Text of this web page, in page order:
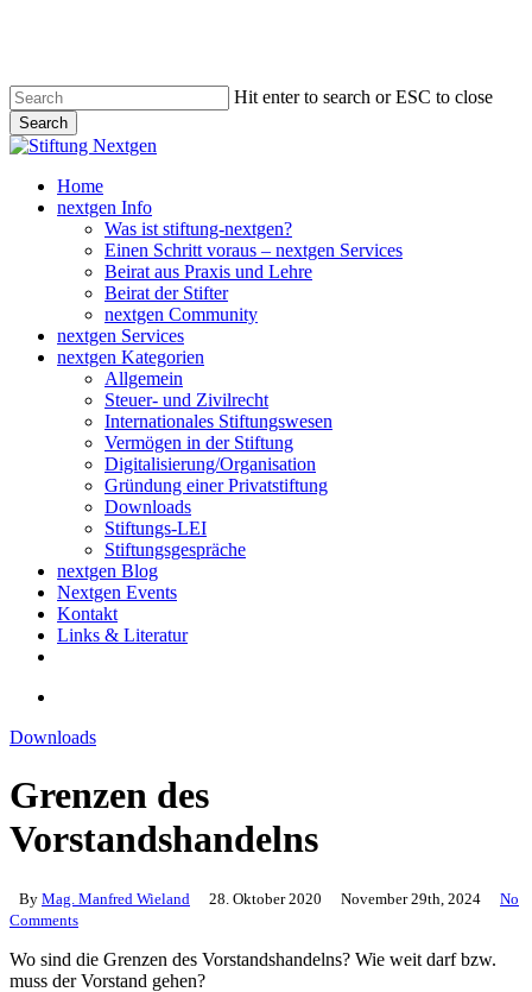
content
Hit enter to search or ESC to close
Search
Close
search
Menu
Home
nextgen Info
Was ist stiftung-nextgen?
Einen Schritt voraus – nextgen Services
Beirat aus Praxis und Lehre
Beirat der Stifter
nextgen Community
nextgen Services
nextgen Kategorien
Allgemein
Steuer- und Zivilrecht
Internationales Stiftungswesen
Vermögen in der Stiftung
Digitalisierung/Organisation
Gründung einer Privatstiftung
Downloads
Stiftungs-LEI
Stiftungsgespräche
nextgen Blog
Nextgen Events
Kontakt
Links & Literatur
Downloads
Grenzen des
Vorstandshandelns
By Mag. Manfred Wieland 28. Oktober 2020 November 29th, 2024
No
Comments
Wo sind die Grenzen des Vorstandshandelns? Wie weit darf bzw.
muss der Vorstand gehen?